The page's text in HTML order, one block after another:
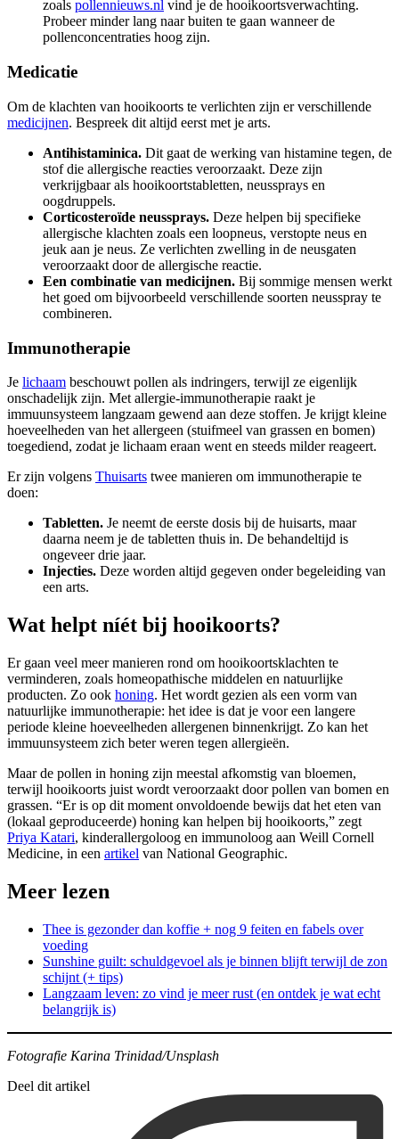
zoals pollennieuws.nl vind je de hooikoortsverwachting.
Probeer minder lang naar buiten te gaan wanneer de
pollenconcentraties hoog zijn.
Medicatie
Om de klachten van hooikoorts te verlichten zijn er verschillende
medicijnen. Bespreek dit altijd eerst met je arts.
Antihistaminica. Dit gaat de werking van histamine tegen, de
stof die allergische reacties veroorzaakt. Deze zijn
verkrijgbaar als hooikoortstabletten, neussprays en
oogdruppels.
Corticosteroïde neussprays. Deze helpen bij specifieke
allergische klachten zoals een loopneus, verstopte neus en
jeuk aan je neus. Ze verlichten zwelling in de neusgaten
veroorzaakt door de allergische reactie.
Een combinatie van medicijnen. Bij sommige mensen werkt
het goed om bijvoorbeeld verschillende soorten neusspray te
combineren.
Immunotherapie
Je lichaam beschouwt pollen als indringers, terwijl ze eigenlijk
onschadelijk zijn. Met allergie-immunotherapie raakt je
immuunsysteem langzaam gewend aan deze stoffen. Je krijgt kleine
hoeveelheden van het allergeen (stuifmeel van grassen en bomen)
toegediend, zodat je lichaam eraan went en steeds milder reageert.
Er zijn volgens Thuisarts twee manieren om immunotherapie te
doen:
Tabletten. Je neemt de eerste dosis bij de huisarts, maar
daarna neem je de tabletten thuis in. De behandeltijd is
ongeveer drie jaar.
Injecties. Deze worden altijd gegeven onder begeleiding van
een arts.
Wat helpt níét bij hooikoorts?
Er gaan veel meer manieren rond om hooikoortsklachten te
verminderen, zoals homeopathische middelen en natuurlijke
producten. Zo ook honing. Het wordt gezien als een vorm van
natuurlijke immunotherapie: het idee is dat je voor een langere
periode kleine hoeveelheden allergenen binnenkrijgt. Zo kan het
immuunsysteem zich beter weren tegen allergieën.
Maar de pollen in honing zijn meestal afkomstig van bloemen,
terwijl hooikoorts juist wordt veroorzaakt door pollen van bomen en
grassen. “Er is op dit moment onvoldoende bewijs dat het eten van
(lokaal geproduceerde) honing kan helpen bij hooikoorts,” zegt
Priya Katari, kinderallergoloog en immunoloog aan Weill Cornell
Medicine, in een artikel van National Geographic.
Meer lezen
Thee is gezonder dan koffie + nog 9 feiten en fabels over
voeding
Sunshine guilt: schuldgevoel als je binnen blijft terwijl de zon
schijnt (+ tips)
Langzaam leven: zo vind je meer rust (en ontdek je wat echt
belangrijk is)
Fotografie Karina Trinidad/Unsplash
Deel dit artikel